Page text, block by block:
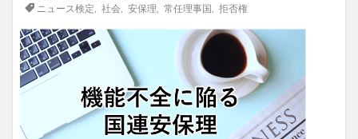
ニュース検定
社会, 安保理 常任理事国 拒否権